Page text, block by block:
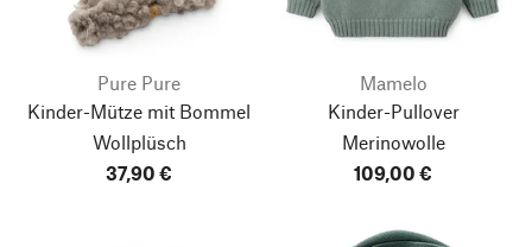
Pure Pure
Kinder-Mütze mit Bommel
Wollplüsch
37,90 €
Mamelo
Kinder-Pullover
Merinowolle
109,00 €